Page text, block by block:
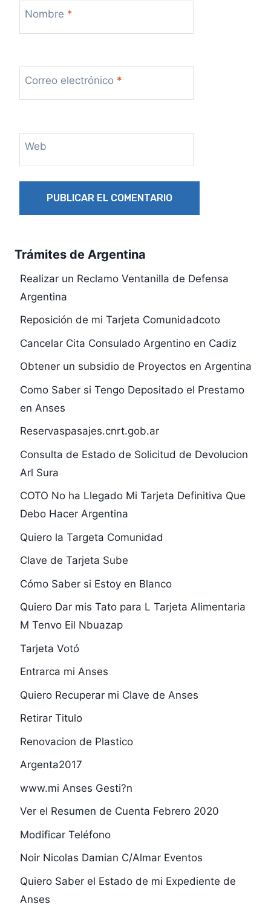
Nombre *
Correo electrónico *
Web
Trámites de Argentina
Realizar un Reclamo Ventanilla de Defensa
Argentina
Reposición de mi Tarjeta Comunidadcoto
Cancelar Cita Consulado Argentino en Cadiz
Obtener un subsidio de Proyectos en Argentina
Como Saber si Tengo Depositado el Prestamo
en Anses
Reservaspasajes.cnrt.gob.ar
Consulta de Estado de Solicitud de Devolucion
Arl Sura
COTO No ha Llegado Mi Tarjeta Definitiva Que
Debo Hacer Argentina
Quiero la Targeta Comunidad
Clave de Tarjeta Sube
Cómo Saber si Estoy en Blanco
Quiero Dar mis Tato para L Tarjeta Alimentaria
M Tenvo Eil Nbuazap
Tarjeta Votó
Entrarca mi Anses
Quiero Recuperar mi Clave de Anses
Retirar Titulo
Renovacion de Plastico
Argenta2017
www.mi Anses Gesti?n
Ver el Resumen de Cuenta Febrero 2020
Modificar Teléfono
Noir Nicolas Damian C/Almar Eventos
Quiero Saber el Estado de mi Expediente de
Anses